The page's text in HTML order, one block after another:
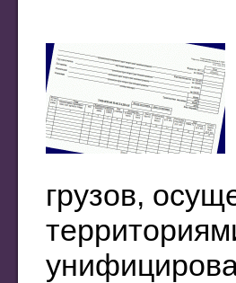
грузов,